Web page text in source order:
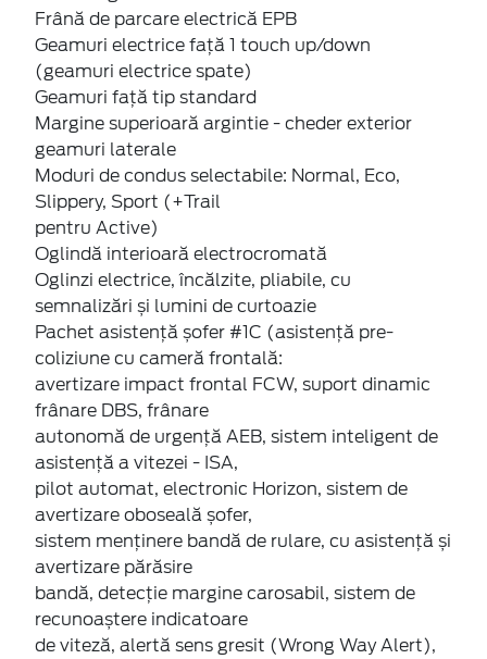
Frână de parcare electrică EPB
Geamuri electrice față 1 touch up/down
(geamuri electrice spate)
Geamuri față tip standard
Margine superioară argintie - cheder exterior
geamuri laterale
Moduri de condus selectabile: Normal, Eco,
Slippery, Sport (+Trail
pentru Active)
Oglindă interioară electrocromată
Oglinzi electrice, încălzite, pliabile, cu
semnalizări și lumini de curtoazie
Pachet asistență șofer #1C (asistență pre-
coliziune cu cameră frontală:
avertizare impact frontal FCW, suport dinamic
frânare DBS, frânare
autonomă de urgență AEB, sistem inteligent de
asistență a vitezei - ISA,
pilot automat, electronic Horizon, sistem de
avertizare oboseală șofer,
sistem menținere bandă de rulare, cu asistență și
avertizare părăsire
bandă, detecție margine carosabil, sistem de
recunoaștere indicatoare
de viteză, alertă sens gresit (Wrong Way Alert),